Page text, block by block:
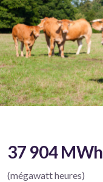
37 904 MWh
(mégawatt heures)